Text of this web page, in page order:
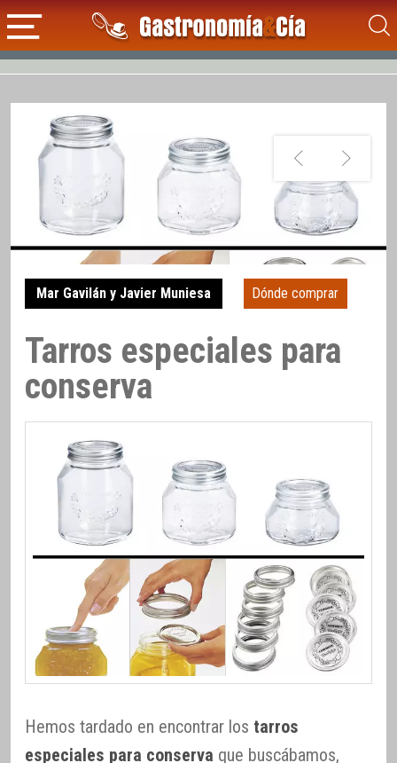
Mar Gavilán y Javier Muniesa Dónde comprar
Tarros especiales para
conserva
Hemos tardado en encontrar los tarros
especiales para conserva que buscábamos,